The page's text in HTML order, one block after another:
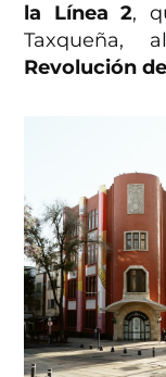
la Línea 2,
Revolución